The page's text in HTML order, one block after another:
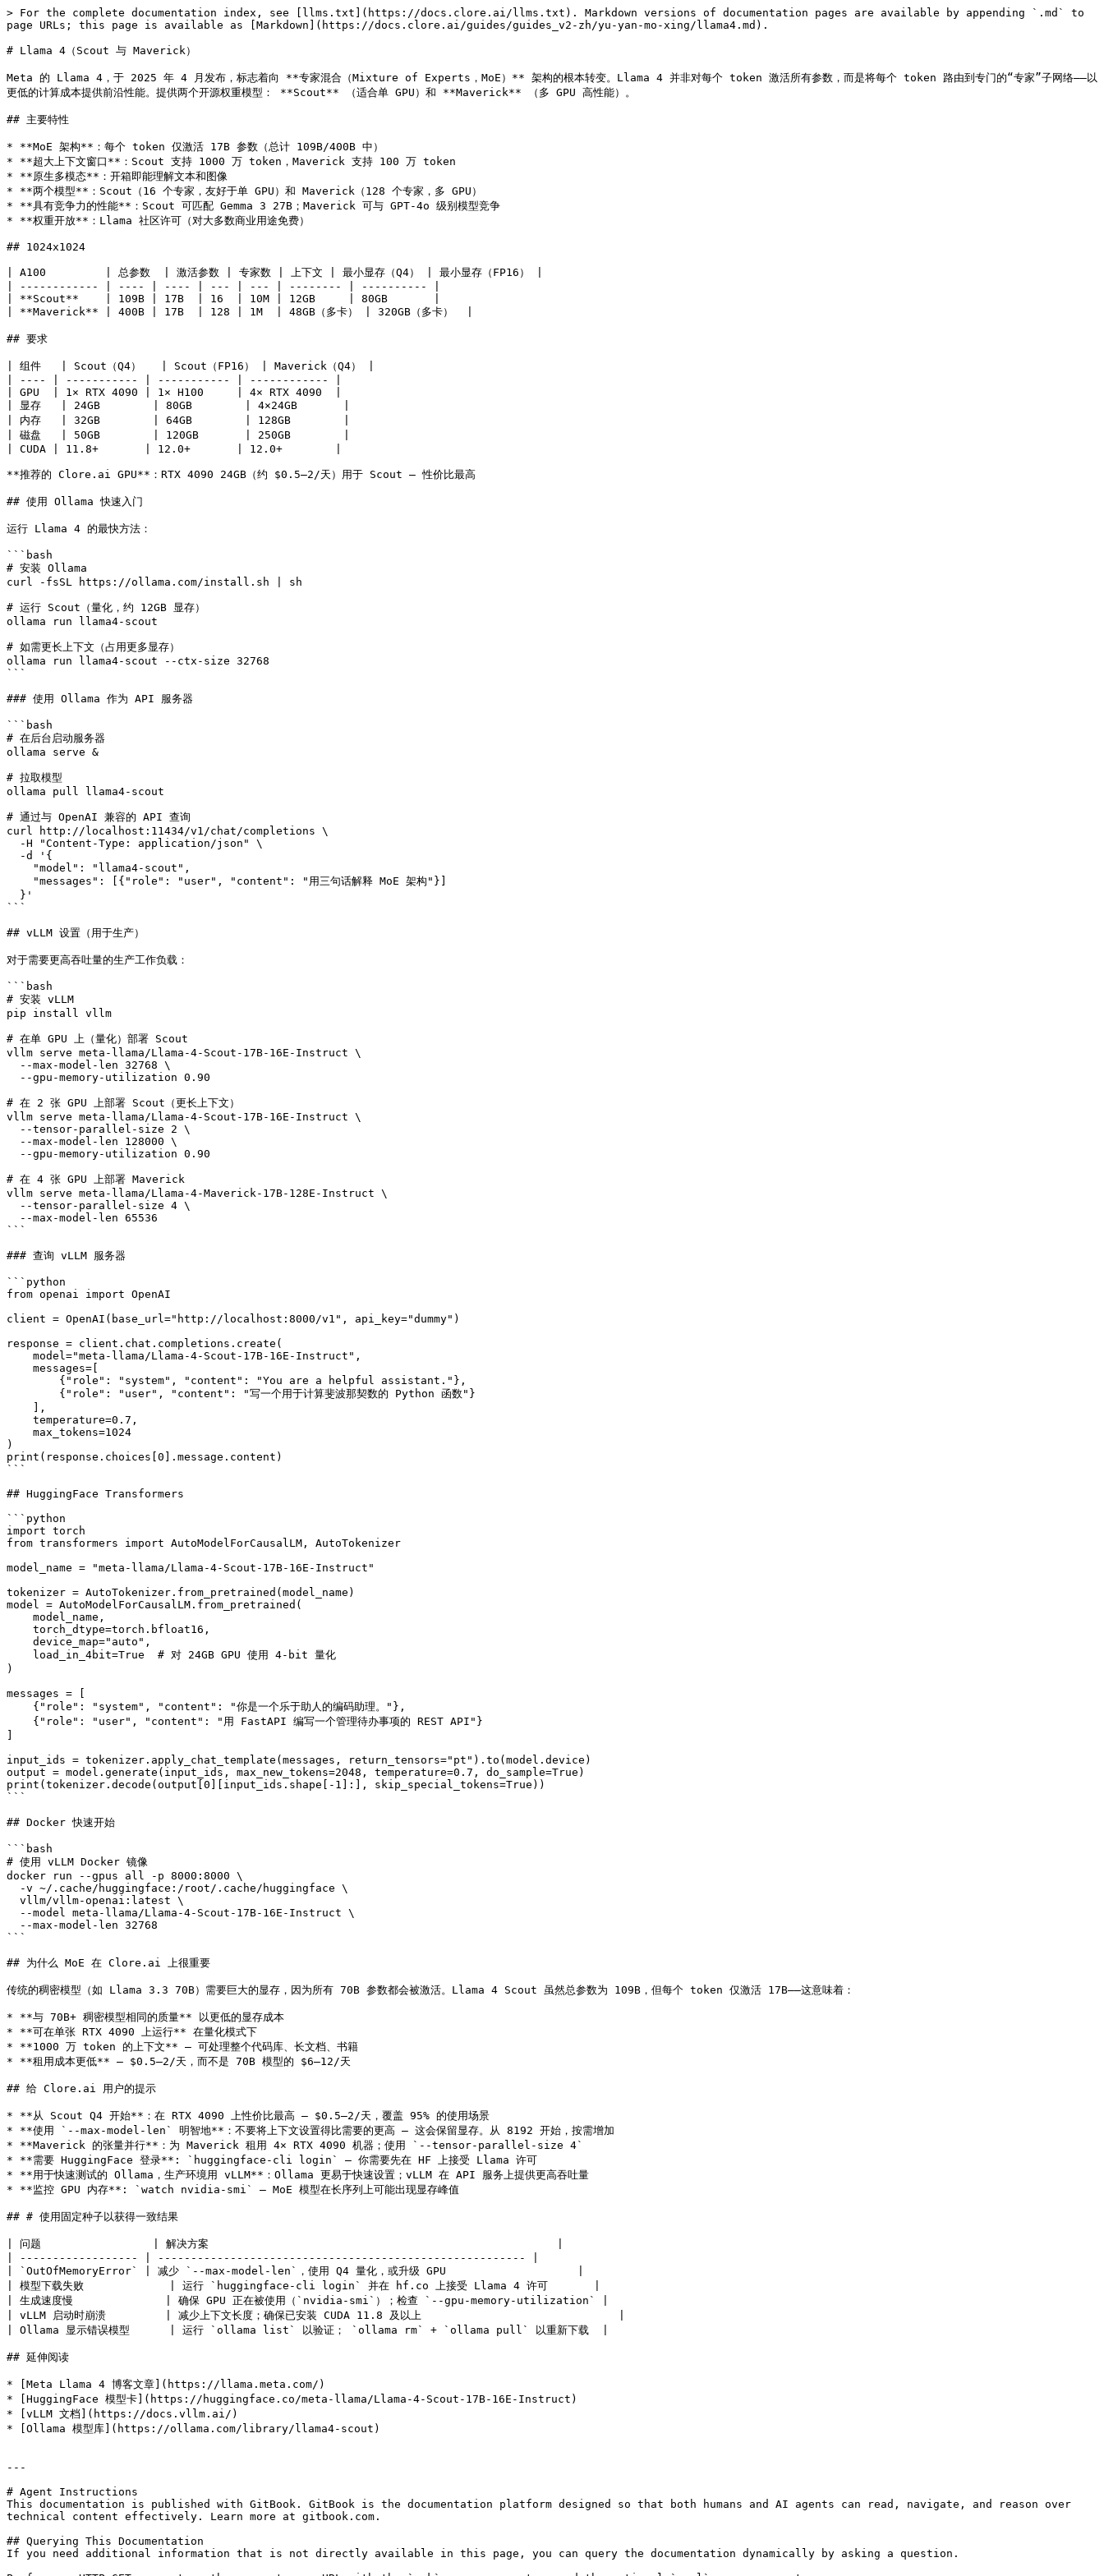
> For the complete documentation index, see [llms.txt](https://docs.clore.ai/llms.txt). Markdown versions of documentation pages are available by appending `.md` to
page URLs; this page is available as [Markdown](https://docs.clore.ai/guides/guides_v2-zh/yu-yan-mo-xing/llama4.md).
# Llama 4（Scout 与 Maverick）
Meta 的 Llama 4，于 2025 年 4 月发布，标志着向 **专家混合（Mixture of Experts，MoE）** 架构的根本转变。Llama 4 并非对每个 token 激活所有参数，而是将每个 token 路由到专门的“专家”子网络——以
更低的计算成本提供前沿性能。提供两个开源权重模型： **Scout** （适合单 GPU）和 **Maverick** （多 GPU 高性能）。
## 主要特性
* **MoE 架构**：每个 token 仅激活 17B 参数（总计 109B/400B 中）
* **超大上下文窗口**：Scout 支持 1000 万 token，Maverick 支持 100 万 token
* **原生多模态**：开箱即能理解文本和图像
* **两个模型**：Scout（16 个专家，友好于单 GPU）和 Maverick（128 个专家，多 GPU）
* **具有竞争力的性能**：Scout 可匹配 Gemma 3 27B；Maverick 可与 GPT-4o 级别模型竞争
* **权重开放**：Llama 社区许可（对大多数商业用途免费）
## 1024x1024
| A100         | 总参数  | 激活参数 | 专家数 | 上下文 | 最小显存（Q4） | 最小显存（FP16） |
| ------------ | ---- | ---- | --- | --- | -------- | ---------- |
| **Scout**    | 109B | 17B  | 16  | 10M | 12GB     | 80GB       |
| **Maverick** | 400B | 17B  | 128 | 1M  | 48GB（多卡） | 320GB（多卡）  |
## 要求
| 组件   | Scout（Q4）   | Scout（FP16） | Maverick（Q4） |
| ---- | ----------- | ----------- | ------------ |
| GPU  | 1× RTX 4090 | 1× H100     | 4× RTX 4090  |
| 显存   | 24GB        | 80GB        | 4×24GB       |
| 内存   | 32GB        | 64GB        | 128GB        |
| 磁盘   | 50GB        | 120GB       | 250GB        |
| CUDA | 11.8+       | 12.0+       | 12.0+        |
**推荐的 Clore.ai GPU**：RTX 4090 24GB（约 $0.5–2/天）用于 Scout — 性价比最高
## 使用 Ollama 快速入门
运行 Llama 4 的最快方法：
```bash
# 安装 Ollama
curl -fsSL https://ollama.com/install.sh | sh
# 运行 Scout（量化，约 12GB 显存）
ollama run llama4-scout
# 如需更长上下文（占用更多显存）
ollama run llama4-scout --ctx-size 32768
```
### 使用 Ollama 作为 API 服务器
```bash
# 在后台启动服务器
ollama serve &
# 拉取模型
ollama pull llama4-scout
# 通过与 OpenAI 兼容的 API 查询
curl http://localhost:11434/v1/chat/completions \
```
## vLLM 设置（用于生产）
对于需要更高吞吐量的生产工作负载：
```bash
# 安装 vLLM
pip install vllm
# 在单 GPU 上（量化）部署 Scout
vllm serve meta-llama/Llama-4-Scout-17B-16E-Instruct \
# 在 2 张 GPU 上部署 Scout（更长上下文）
vllm serve meta-llama/Llama-4-Scout-17B-16E-Instruct \
# 在 4 张 GPU 上部署 Maverick
vllm serve meta-llama/Llama-4-Maverick-17B-128E-Instruct \
```
### 查询 vLLM 服务器
```python
from openai import OpenAI
client = OpenAI(base_url="http://localhost:8000/v1", api_key="dummy")
response = client.chat.completions.create(
)
print(response.choices[0].message.content)
```
## HuggingFace Transformers
```python
import torch
from transformers import AutoModelForCausalLM, AutoTokenizer
model_name = "meta-llama/Llama-4-Scout-17B-16E-Instruct"
tokenizer = AutoTokenizer.from_pretrained(model_name)
model = AutoModelForCausalLM.from_pretrained(
)
messages = [
input_ids = tokenizer.apply_chat_template(messages, return_tensors="pt").to(model.device)
output = model.generate(input_ids, max_new_tokens=2048, temperature=0.7, do_sample=True)
print(tokenizer.decode(output[0][input_ids.shape[-1]:], skip_special_tokens=True))
```
## Docker 快速开始
```bash
# 使用 vLLM Docker 镜像
docker run --gpus all -p 8000:8000 \
```
## 为什么 MoE 在 Clore.ai 上很重要
传统的稠密模型（如 Llama 3.3 70B）需要巨大的显存，因为所有 70B 参数都会被激活。Llama 4 Scout 虽然总参数为 109B，但每个 token 仅激活 17B——这意味着：
* **与 70B+ 稠密模型相同的质量** 以更低的显存成本
* **可在单张 RTX 4090 上运行** 在量化模式下
* **1000 万 token 的上下文** — 可处理整个代码库、长文档、书籍
* **租用成本更低** — $0.5–2/天，而不是 70B 模型的 $6–12/天
## 给 Clore.ai 用户的提示
* **从 Scout Q4 开始**：在 RTX 4090 上性价比最高 — $0.5–2/天，覆盖 95% 的使用场景
* **使用 `--max-model-len` 明智地**：不要将上下文设置得比需要的更高 — 这会保留显存。从 8192 开始，按需增加
* **Maverick 的张量并行**：为 Maverick 租用 4× RTX 4090 机器；使用 `--tensor-parallel-size 4`
* **需要 HuggingFace 登录**: `huggingface-cli login` — 你需要先在 HF 上接受 Llama 许可
* **用于快速测试的 Ollama，生产环境用 vLLM**：Ollama 更易于快速设置；vLLM 在 API 服务上提供更高吞吐量
* **监控 GPU 内存**: `watch nvidia-smi` — MoE 模型在长序列上可能出现显存峰值
## # 使用固定种子以获得一致结果
| 问题                 | 解决方案                                                     |
| ------------------ | -------------------------------------------------------- |
| `OutOfMemoryError` | 减少 `--max-model-len`，使用 Q4 量化，或升级 GPU                    |
| 模型下载失败             | 运行 `huggingface-cli login` 并在 hf.co 上接受 Llama 4 许可       |
| 生成速度慢              | 确保 GPU 正在被使用（`nvidia-smi`）；检查 `--gpu-memory-utilization` |
| vLLM 启动时崩溃         | 减少上下文长度；确保已安装 CUDA 11.8 及以上                              |
| Ollama 显示错误模型      | 运行 `ollama list` 以验证； `ollama rm` + `ollama pull` 以重新下载  |
## 延伸阅读
* [Meta Llama 4 博客文章](https://llama.meta.com/)
* [HuggingFace 模型卡](https://huggingface.co/meta-llama/Llama-4-Scout-17B-16E-Instruct)
* [vLLM 文档](https://docs.vllm.ai/)
* [Ollama 模型库](https://ollama.com/library/llama4-scout)
---
# Agent Instructions
This documentation is published with GitBook. GitBook is the documentation platform designed so that both humans and AI agents can read, navigate, and reason over
technical content effectively. Learn more at gitbook.com.
## Querying This Documentation
If you need additional information that is not directly available in this page, you can query the documentation dynamically by asking a question.